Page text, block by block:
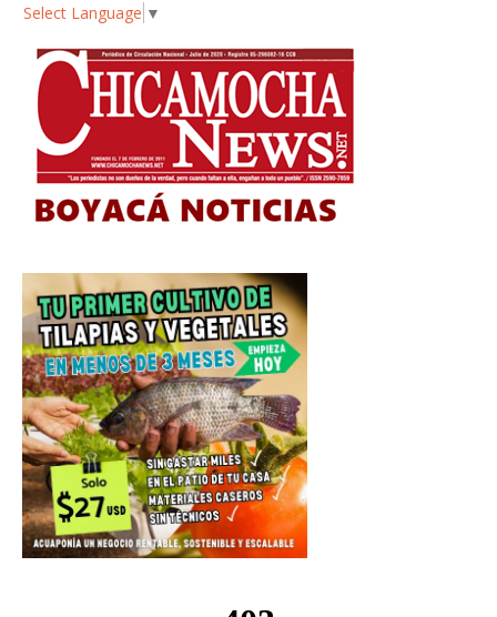
Select Language ▼